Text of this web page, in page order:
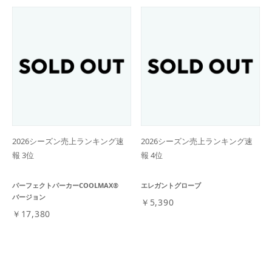
2026シーズン売上ランキング速
報 3位
パーフェクトパーカーCOOLMAX®
バージョン
￥17,380
2026シーズン売上ランキング速
報 4位
エレガントグローブ
￥5,390